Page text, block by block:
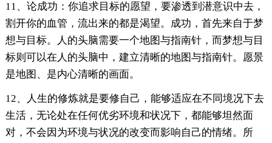
11、论成功：你追求目标的愿望，要渗透到潜意识中去，
割开你的血管，流出来的都是渴望。成功，首先来自于梦
想与目标。人的头脑需要一个地图与指南针，而梦想与目
标则可以在人的头脑中，建立清晰的地图与指南针。愿景
是地图、是内心清晰的画面。
12、人生的修炼就是要修自己，能够适应在不同境况下去
生活，无论处在任何优劣环境和状况下，都能够坦然面
对，不会因为环境与状况的改变而影响自己的情绪。所